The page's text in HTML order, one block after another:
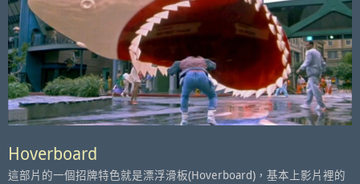
Hoverboard
這部片的一個招牌特色就是漂浮滑板(Hoverboard)，基本上影片裡的